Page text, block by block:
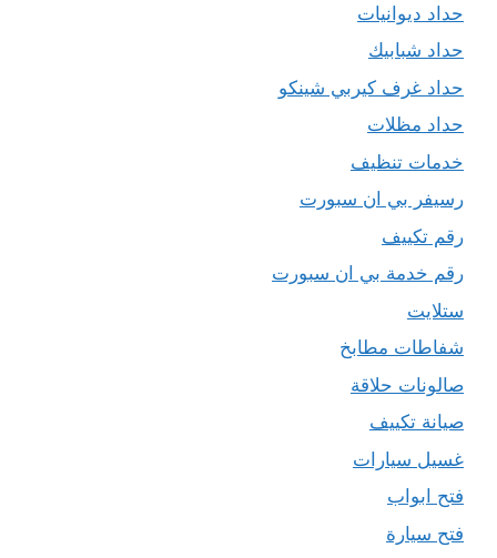
حداد ديوانيات
حداد شبابيك
حداد غرف كيربي شينكو
حداد مظلات
خدمات تنظيف
رسيفر بي ان سبورت
رقم تكييف
رقم خدمة بي ان سبورت
ستلايت
شفاطات مطابخ
صالونات حلاقة
صيانة تكييف
غسيل سيارات
فتح ابواب
فتح سيارة